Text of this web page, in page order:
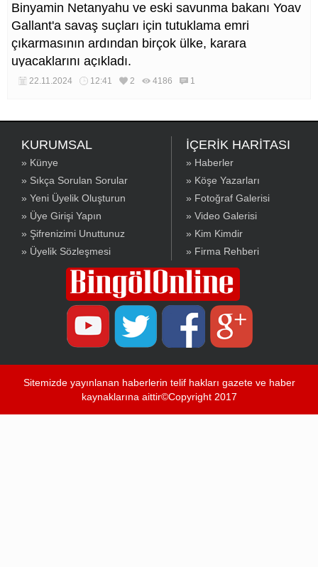
Binyamin Netanyahu ve eski savunma bakanı Yoav
Gallant'a savaş suçları için tutuklama emri
çıkarmasının ardından birçok ülke, karara
uyacaklarını açıkladı.
22.11.2024 12:41 2 4186 1
KURUMSAL
» Künye
» Sıkça Sorulan Sorular
» Yeni Üyelik Oluşturun
» Üye Girişi Yapın
» Şifrenizimi Unuttunuz
» Üyelik Sözleşmesi
İÇERİK HARİTASI
» Haberler
» Köşe Yazarları
» Fotoğraf Galerisi
» Video Galerisi
» Kim Kimdir
» Firma Rehberi
Sitemizde yayınlanan haberlerin telif hakları gazete ve haber
kaynaklarına aittir©Copyright 2017